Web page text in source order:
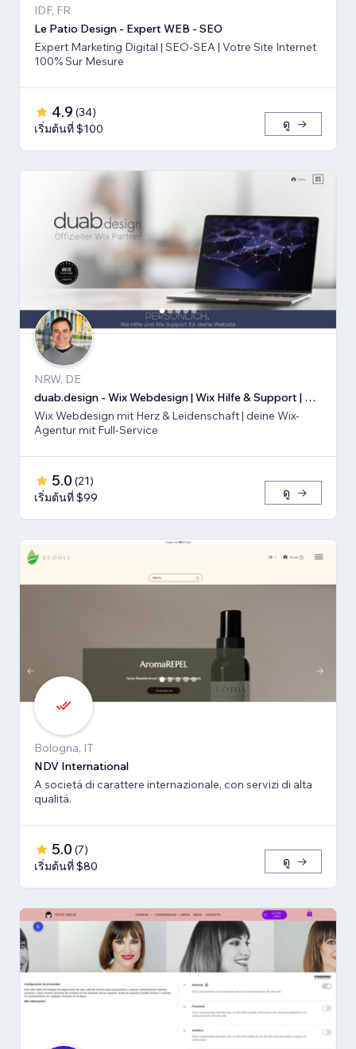
IDF, FR
Le Patio Design - Expert WEB - SEO
Expert Marketing Digital | SEO-SEA | Votre Site Internet
100% Sur Mesure
4.9 (34)
เริ่มต้นที่ $100
ดู
NRW, DE
duab.design - Wix Webdesign | Wix Hilfe & Support | Wix SEO
Wix Webdesign mit Herz & Leidenschaft | deine Wix-
Agentur mit Full-Service
5.0 (21)
เริ่มต้นที่ $99
ดู
Bologna, IT
NDV International
A societá di carattere internazionale, con servizi di alta
qualitá.
5.0 (7)
เริ่มต้นที่ $80
ดู